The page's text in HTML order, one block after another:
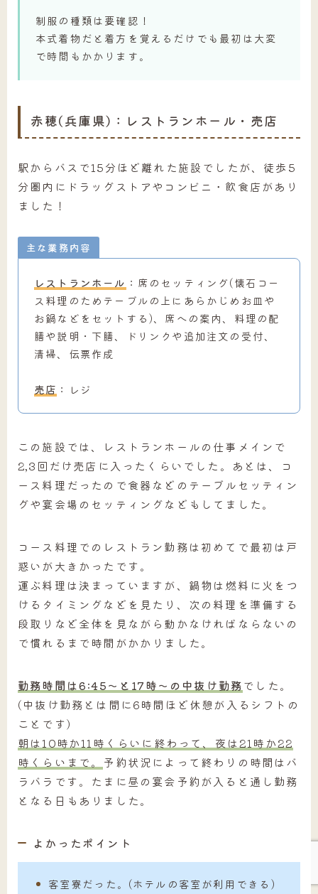
制服の種類は要確認！
本式着物だと着方を覚えるだけでも最初は大変
で時間もかかります。
赤穂(兵庫県)：レストランホール・売店
駅からバスで15分ほど離れた施設でしたが、徒歩5
分圏内にドラッグストアやコンビニ・飲食店があり
ました！
主な業務内容
レストランホール ：席のセッティング(懐石コー
ス料理のためテーブルの上にあらかじめお皿や
お鍋などをセットする)、席への案内、料理の配
膳や説明・下膳、ドリンクや追加注文の受付、
清掃、伝票作成
売店 ：レジ
この施設では、レストランホールの仕事メインで
2,3回だけ売店に入ったくらいでした。あとは、コ
ース料理だったので食器などのテーブルセッティン
グや宴会場のセッティングなどもしてました。
コース料理でのレストラン勤務は初めてで最初は戸
惑いが大きかったです。
運ぶ料理は決まっていますが、鍋物は燃料に火をつ
けるタイミングなどを見たり、次の料理を準備する
段取りなど全体を見ながら動かなければならないの
で慣れるまで時間がかかりました。
勤務時間は6:45～と17時～の中抜け勤務でした。
(中抜け勤務とは間に6時間ほど休憩が入るシフトの
ことです)
朝は10時か11時くらいに終わって、夜は21時か22
時くらいまで。 予約状況によって終わりの時間はバ
ラバラです。たまに昼の宴会予約が入ると通し勤務
となる日もありました。
よかったポイント
客室寮だった。(ホテルの客室が利用できる)